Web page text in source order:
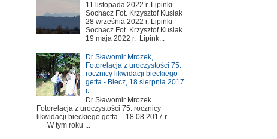
11 listopada 2022 r. Lipinki-
Sochacz Fot. Krzysztof Kusiak
28 września 2022 r. Lipinki-
Sochacz Fot. Krzysztof Kusiak
19 maja 2022 r. Lipink...
Dr Sławomir Mrozek,
Fotorelacja z uroczystości 75.
rocznicy likwidacji bieckiego
getta - Biecz, 18 sierpnia 2017
r.
Dr Sławomir Mrozek
Fotorelacja z uroczystości 75. rocznicy
likwidacji bieckiego getta – 18.08.2017 r.
W tym roku ...